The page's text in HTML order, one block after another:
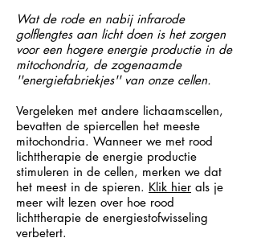
Wat de rode en nabij infrarode
golflengtes aan licht doen is het zorgen
voor een hogere energie productie in de
mitochondria, de zogenaamde
''energiefabriekjes'' van onze cellen.
Vergeleken met andere lichaamscellen,
bevatten de spiercellen het meeste
mitochondria. Wanneer we met rood
lichttherapie de energie productie
stimuleren in de cellen, merken we dat
het meest in de spieren. Klik hier als je
meer wilt lezen over hoe rood
lichttherapie de energiestofwisseling
verbetert.